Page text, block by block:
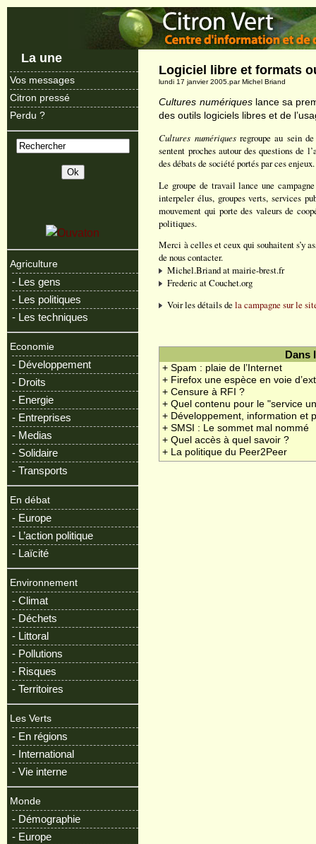
La une
Vos messages
Citron pressé
Perdu ?
Agriculture
- Les gens
- Les politiques
- Les techniques
Economie
- Développement
- Droits
- Energie
- Entreprises
- Medias
- Solidaire
- Transports
En débat
- Europe
- L’action politique
- Laïcité
Environnement
- Climat
- Déchets
- Littoral
- Pollutions
- Risques
- Territoires
Les Verts
- En régions
- International
- Vie interne
Monde
- Démographie
- Europe
Logiciel libre et formats
lundi 17 janvier 2005.par Michel Briand
Cultures numériqueslance sa
des outils logiciels libres et de
Cultures numériquesregroupe au sein
sentent proches autour des questions de
des débats de société portés par ces enjeux.
Le groupe de travail lance une
interpeler élus, groupes verts, services
mouvement qui porte des valeurs de
politiques.
Merci à celles et ceux qui souhaitent s’y
de nous contacter.
Michel.Briand at mairie-brest.fr
Frederic at Couchet.org
Voir les détails dela campagne sur le
Dans
+ Spam : plaie de l’Internet
+ Firefox une espèce en voie
+ Censure à RFI ?
+ Quel contenu pour le "service
+ Développement, information et
+ SMSI : Le sommet mal nommé
+ Quel accès à quel savoir ?
+ La politique du Peer2Peer